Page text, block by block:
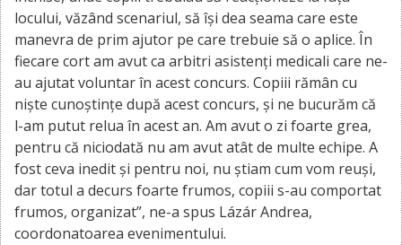
locului, văzând scenariul, să își dea seama care este
manevra de prim ajutor pe care trebuie să o aplice. În
fiecare cort am avut ca arbitri asistenți medicali care ne-
au ajutat voluntar în acest concurs. Copiii rămân cu
niște cunoștințe după acest concurs, și ne bucurăm că
l-am putut relua în acest an. Am avut o zi foarte grea,
pentru că niciodată nu am avut atât de multe echipe. A
fost ceva inedit și pentru noi, nu știam cum vom reuși,
dar totul a decurs foarte frumos, copiii s-au comportat
frumos, organizat”, ne-a spus Lázár Andrea,
coordonatoarea evenimentului.